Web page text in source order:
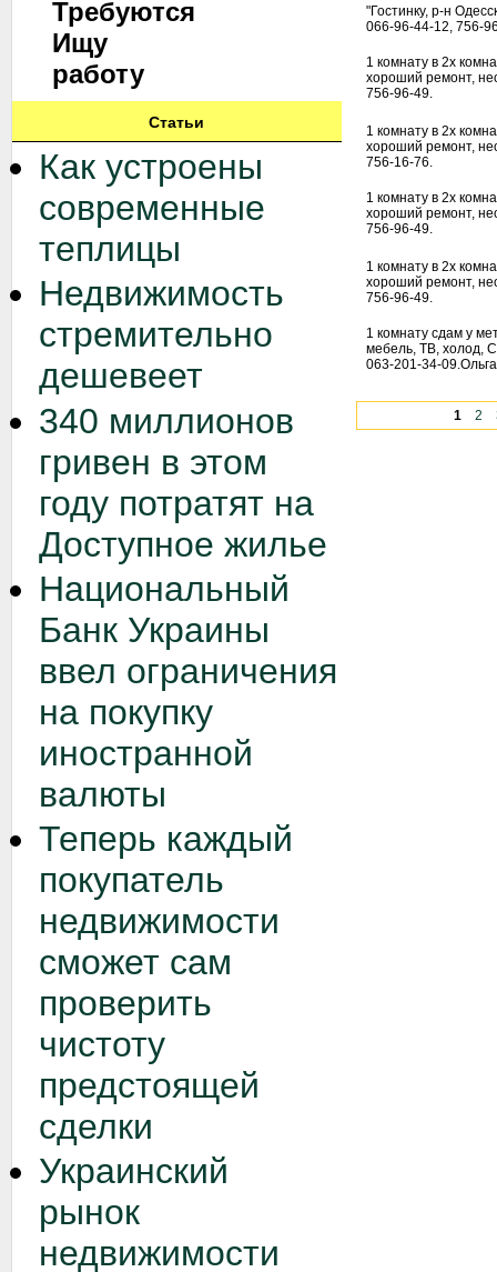
Требуются
Ищу
работу
Статьи
Как устроены
современные
теплицы
Недвижимость
стремительно
дешевеет
340 миллионов
гривен в этом
году потратят на
Доступное жилье
Национальный
Банк Украины
ввел ограничения
на покупку
иностранной
валюты
Теперь каждый
покупатель
недвижимости
сможет сам
проверить
чистоту
предстоящей
сделки
Украинский
рынок
недвижимости
"Гостинку, р-н
066-96-44-12, 756-
1 комнату в 2х
хороший ремонт,
756-96-49.
1 комнату в 2х
хороший ремонт,
756-16-76.
1 комнату в 2х
хороший ремонт,
756-96-49.
1 комнату в 2х
хороший ремонт,
756-96-49.
1 комнату сдам у
мебель, ТВ, холод,
063-201-34-
1 2